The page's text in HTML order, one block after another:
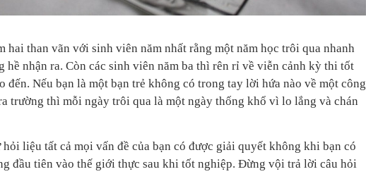
hai than vãn với sinh viên năm nhất rằng một năm học trôi qua nhanh
hề nhận ra. Còn các sinh viên năm ba thì rên rỉ về viễn cảnh kỳ thi tốt
đến. Nếu bạn là một bạn trẻ không có trong tay lời hứa nào về một công
trường thì mỗi ngày trôi qua là một ngày thống khổ vì lo lắng và chán
hỏi liệu tất cả mọi vấn đề của bạn có được giải quyết không khi bạn có
đầu tiên vào thế giới thực sau khi tốt nghiệp. Đừng vội trả lời câu hỏi